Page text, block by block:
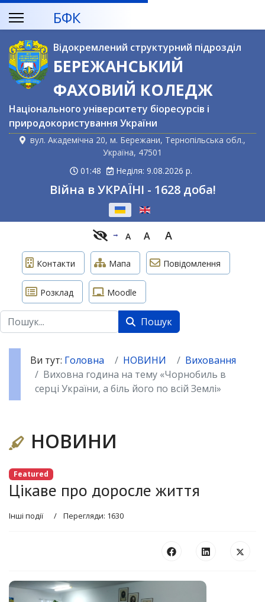
БФК
Відокремлений структурний підрозділ
БЕРЕЖАНСЬКИЙ
ФАХОВИЙ КОЛЕДЖ
Національного університету біоресурсів і
природокористування України
вул. Академічна 20, м. Бережани, Тернопільська обл.,
Україна, 47501
01:48
Неділя: 9.08.2026 р.
Війна в УКРАЇНІ - 1628 доба!
A A A
Контакти Мапа Повідомлення
Розклад Moodle
Пошук Пошук
Ви тут: Головна НОВИНИ
Виховання
Виховна година на тему «Чорнобиль в
серці України, а біль його по всій Землі»
НОВИНИ
Featured
Цікаве про доросле життя
Інші події Перегляди: 1630